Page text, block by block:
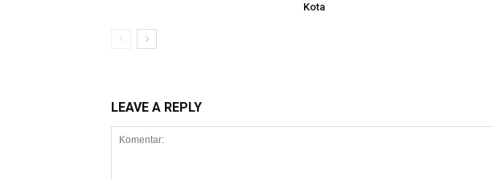
Kota
LEAVE A REPLY